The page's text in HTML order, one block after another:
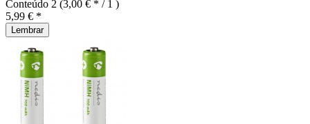
Conteúdo 2 (3,00 € * / 1 )
5,99 € *
Lembrar